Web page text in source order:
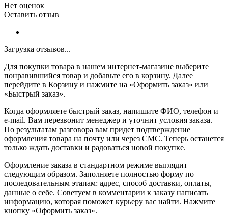
Нет оценок
Оставить отзыв
Загрузка отзывов...
Для покупки товара в нашем интернет-магазине выберите
понравившийся товар и добавьте его в корзину. Далее
перейдите в Корзину и нажмите на «Оформить заказ» или
«Быстрый заказ».
Когда оформляете быстрый заказ, напишите ФИО, телефон и
e-mail. Вам перезвонит менеджер и уточнит условия заказа.
По результатам разговора вам придет подтверждение
оформления товара на почту или через СМС. Теперь останется
только ждать доставки и радоваться новой покупке.
Оформление заказа в стандартном режиме выглядит
следующим образом. Заполняете полностью форму по
последовательным этапам: адрес, способ доставки, оплаты,
данные о себе. Советуем в комментарии к заказу написать
информацию, которая поможет курьеру вас найти. Нажмите
кнопку «Оформить заказ».